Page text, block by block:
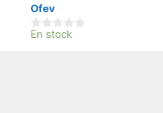
5
Ofev
0
En stock